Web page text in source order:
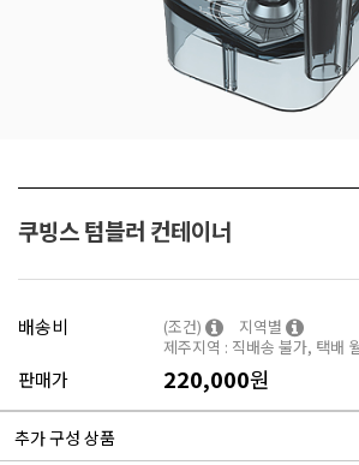
쿠빙스 텀블러 컨테이너
배송비 (조건)
지역별
제주지역 : 직배송 불가, 택배
판매가 220,000원
추가 구성 상품